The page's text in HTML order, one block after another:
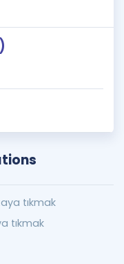
tıkmak
tıkmak